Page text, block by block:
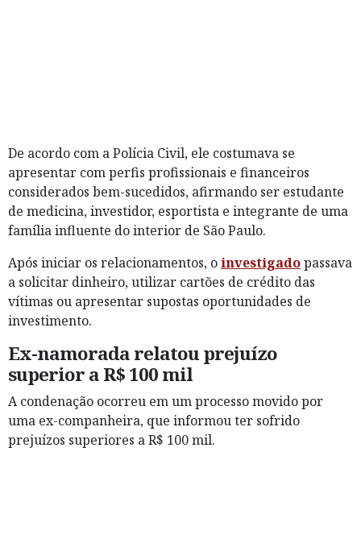
De acordo com a Polícia Civil, ele costumava se
apresentar com perfis profissionais e financeiros
considerados bem-sucedidos, afirmando ser estudante
de medicina, investidor, esportista e integrante de uma
família influente do interior de São Paulo.
Após iniciar os relacionamentos, oinvestigadopassava
a solicitar dinheiro, utilizar cartões de crédito das
vítimas ou apresentar supostas oportunidades de
investimento.
Ex-namorada relatou prejuízo
superior a R$ 100 mil
A condenação ocorreu em um processo movido por
uma ex-companheira, que informou ter sofrido
prejuízos superiores a R$ 100 mil.